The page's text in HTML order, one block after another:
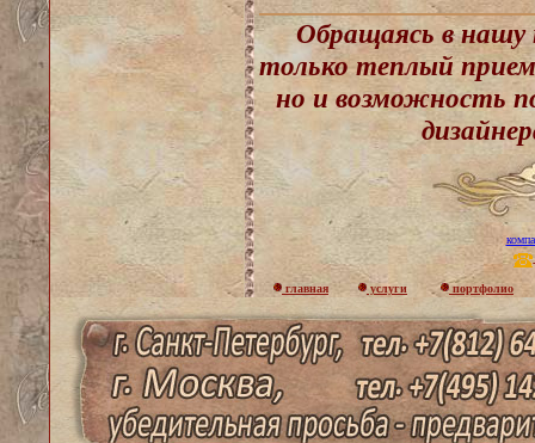
Обращаясь в нашу
только теплый
но и возможность
главная услуги портфолио